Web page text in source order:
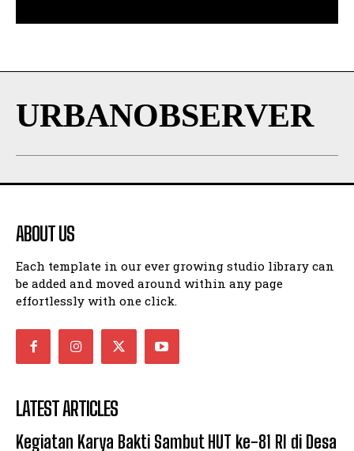
URBANOBSERVER
ABOUT US
Each template in our ever growing studio library can
be added and moved around within any page
effortlessly with one click.
LATEST ARTICLES
Kegiatan Karya Bakti Sambut HUT ke-81 RI di Desa